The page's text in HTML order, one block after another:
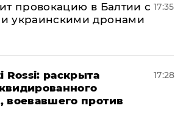
провокацию в Балтии с
украинскими дронами
17:35
Rossi: раскрыта
воевавшего против
17:28